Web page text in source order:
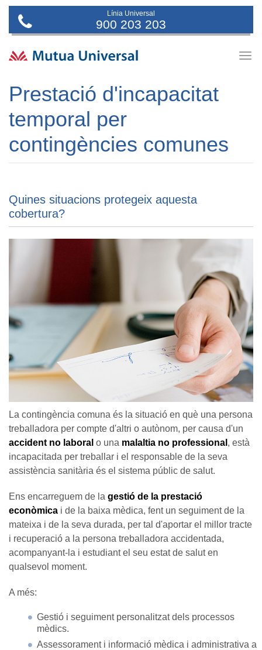
Línia Universal
900 203 203
Prestació d'incapacitat
temporal per
contingències comunes
Quines situacions protegeix aquesta
cobertura?
La contingència comuna és la situació en què una persona
treballadora per compte d'altri o autònom, per causa d'un
accident no laboral o una malaltia no professional , està
incapacitada per treballar i el responsable de la seva
assistència sanitària és el sistema públic de salut.
Ens encarreguem de la gestió de la prestació
econòmica i de la baixa mèdica, fent un seguiment de la
mateixa i de la seva durada, per tal d'aportar el millor tracte
i recuperació a la persona treballadora accidentada,
acompanyant-la i estudiant el seu estat de salut en
qualsevol moment.
A més:
Gestió i seguiment personalitzat dels processos
mèdics.
Assessorament i informació mèdica i administrativa a